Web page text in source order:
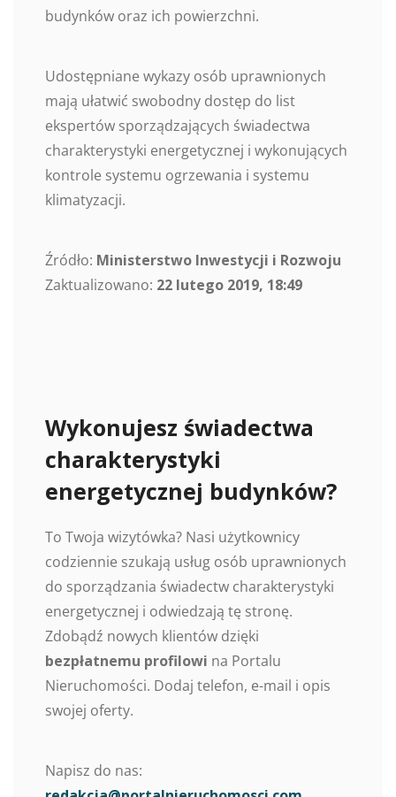
budynków oraz ich powierzchni.
Udostępniane wykazy osób uprawnionych
mają ułatwić swobodny dostęp do list
ekspertów sporządzających świadectwa
charakterystyki energetycznej i wykonujących
kontrole systemu ogrzewania i systemu
klimatyzacji.
Źródło: Ministerstwo Inwestycji i Rozwoju
Zaktualizowano: 22 lutego 2019, 18:49
Wykonujesz świadectwa
charakterystyki
energetycznej budynków?
To Twoja wizytówka? Nasi użytkownicy
codziennie szukają usług osób uprawnionych
do sporządzania świadectw charakterystyki
energetycznej i odwiedzają tę stronę.
Zdobądź nowych klientów dzięki
bezpłatnemu profilowi na Portalu
Nieruchomości. Dodaj telefon, e-mail i opis
swojej oferty.
Napisz do nas: